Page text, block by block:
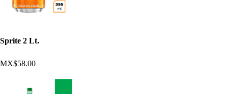
Sprite 2 Lt.
MX$58.00